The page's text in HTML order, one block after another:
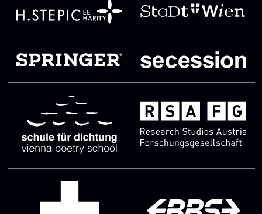
SVG Datei SVG Datei
SVG Datei SVG Datei
SVG Datei SVG Datei